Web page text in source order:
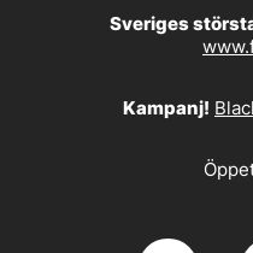
Sveriges
Kampanj!